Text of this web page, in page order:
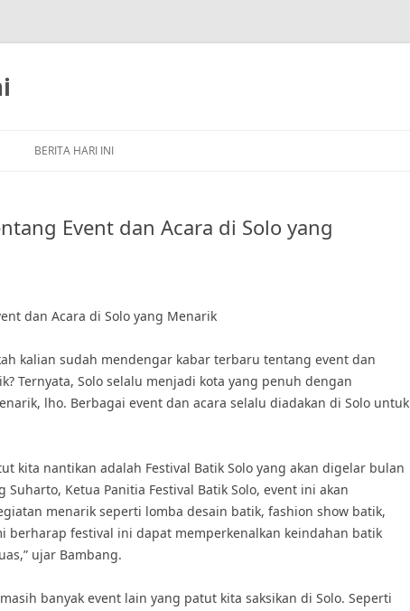
BERITA HARI INI
Event dan Acara di Solo yang
dan Acara di Solo yang Menarik
kalian sudah mendengar kabar terbaru tentang event dan
Ternyata, Solo selalu menjadi kota yang penuh dengan
lho. Berbagai event dan acara selalu diadakan di Solo untuk
kita nantikan adalah Festival Batik Solo yang akan digelar bulan
Ketua Panitia Festival Batik Solo, event ini akan
menarik seperti lomba desain batik, fashion show batik,
berharap festival ini dapat memperkenalkan keindahan batik
ujar Bambang.
banyak event lain yang patut kita saksikan di Solo. Seperti